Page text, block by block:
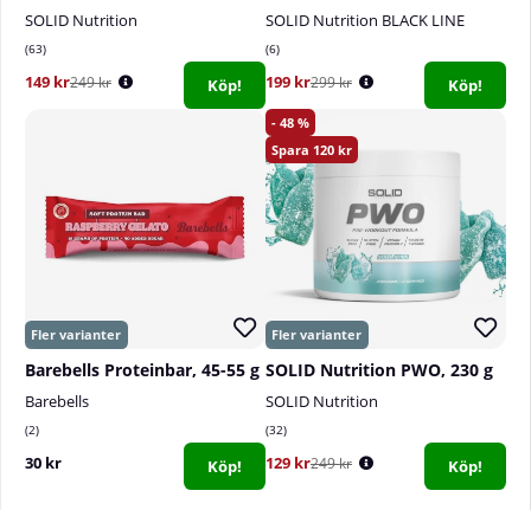
SOLID Nutrition
63
149 kr249 kr Köp!
SOLID Nutrition BLACK LINE
6
199 kr299 kr Köp!
Barebells Proteinbar, 45-55 g
Barebells
2
30 kr Köp!
48
120
SOLID Nutrition PWO, 230 g
SOLID Nutrition
32
129 kr249 kr Köp!